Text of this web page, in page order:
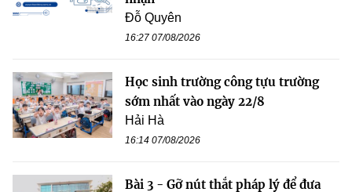
Đỗ Quyên
16:27 07/08/2026
Học sinh trường công tựu trường
sớm nhất vào ngày 22/8
Hải Hà
16:14 07/08/2026
Bài 3 - Gỡ nút thắt pháp lý để đưa